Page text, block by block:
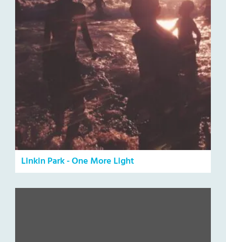
Linkin Park - One More Light